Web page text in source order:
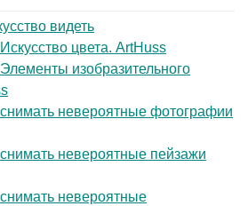
видеть
цвета. ArtHuss
изобразительного
невероятные фотографии
невероятные пейзажи
невероятные